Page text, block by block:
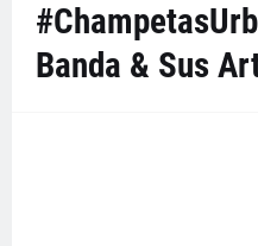
Banda & Sus